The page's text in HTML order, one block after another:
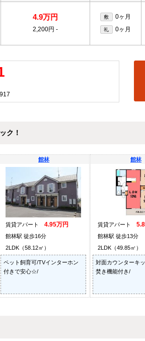
4.9万円
2,200円 -
敷 0ヶ月
礼 0ヶ月
ク！
館林
賃貸アパート 4.95万円
館林駅 徒歩16分
2LDK（58.12㎡）
ペット飼育可/TVインターホン
付きで安心☆/
館林
賃貸アパート
館林駅 徒歩13分
2LDK（49.85㎡）
対面カウンターキ
焚き機能付き/